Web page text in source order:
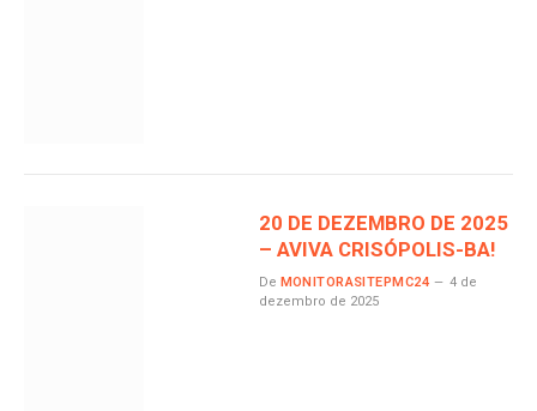
20 DE DEZEMBRO DE 2025
– AVIVA CRISÓPOLIS-BA!
De MONITORASITEPMC24
4 de
dezembro de 2025